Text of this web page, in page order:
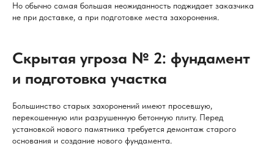
Но обычно самая большая неожиданность поджидает заказчика
не при доставке, а при подготовке места захоронения.
Скрытая угроза № 2: фундамент
и подготовка участка
Большинство старых захоронений имеют просевшую,
перекошенную или разрушенную бетонную плиту. Перед
установкой нового памятника требуется демонтаж старого
основания и создание нового фундамента.